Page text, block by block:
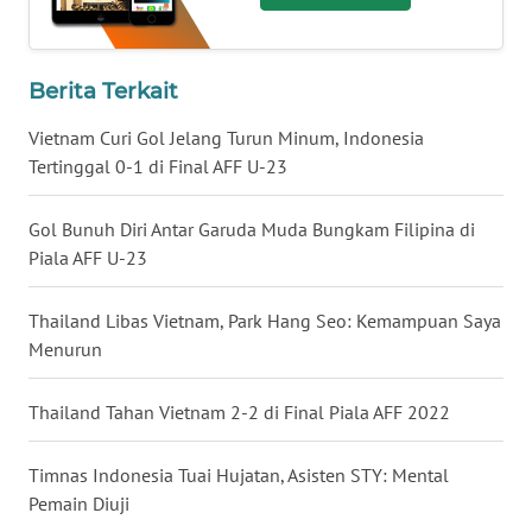
Berita Terkait
Vietnam Curi Gol Jelang Turun Minum, Indonesia
Tertinggal 0-1 di Final AFF U-23
Gol Bunuh Diri Antar Garuda Muda Bungkam Filipina di
Piala AFF U-23
Thailand Libas Vietnam, Park Hang Seo: Kemampuan Saya
Menurun
Thailand Tahan Vietnam 2-2 di Final Piala AFF 2022
Timnas Indonesia Tuai Hujatan, Asisten STY: Mental
Pemain Diuji
WN
SUMBAR
SUMSEL
BENGKULU
WN
LAMPUNG
WN
JATENG